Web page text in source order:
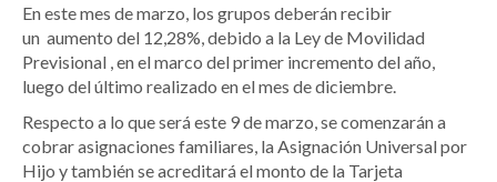
En este mes de marzo, los grupos deberán recibir
un aumento del 12,28%, debido a la Ley de Movilidad
Previsional , en el marco del primer incremento del año,
luego del último realizado en el mes de diciembre.
Respecto a lo que será este 9 de marzo, se comenzarán a
cobrar asignaciones familiares, la Asignación Universal por
Hijo y también se acreditará el monto de la Tarjeta